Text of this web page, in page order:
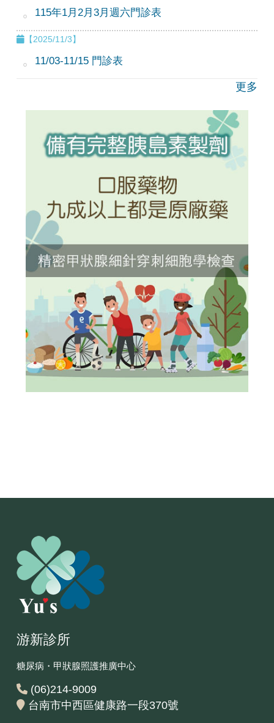
115年1月2月3月週六門診表
【2025/11/3】
11/03-11/15 門診表
更多
游新診所
糖尿病・甲狀腺照護推廣中心
(06)214-9009
台南市中西區健康路一段370號